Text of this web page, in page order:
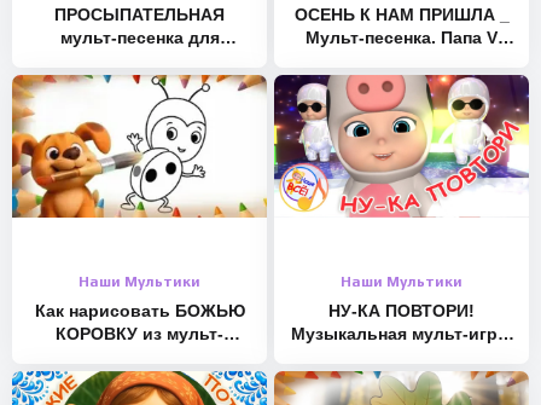
ПРОСЫПАТЕЛЬНАЯ
мульт-песенка для
ОСЕНЬ К НАМ ПРИШЛА _
Мульт-песенка. Папа V
Наши Мультики
Как нарисовать БОЖЬЮ
КОРОВКУ из мульт-
рисунки для малышей
Наши Мультики
НУ-КА ПОВТОРИ!
Музыкальная мульт-игра.